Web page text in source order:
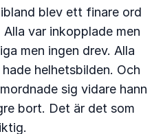
blev ett finare ord
var inkopplade men
men ingen drev. Alla
helhetsbilden. Och
sig vidare hann
bort. Det är det som